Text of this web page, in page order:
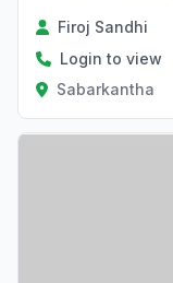
Firoj Sandhi
Login to view
Sabarkantha